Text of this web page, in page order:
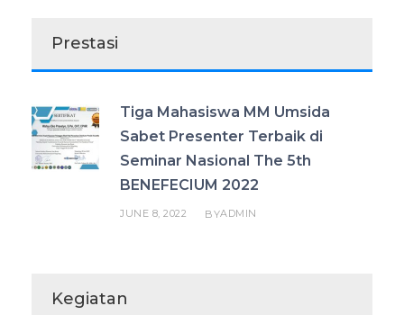
Prestasi
Tiga Mahasiswa MM Umsida
Sabet Presenter Terbaik di
Seminar Nasional The 5th
BENEFECIUM 2022
JUNE 8, 2022 BYADMIN
Kegiatan